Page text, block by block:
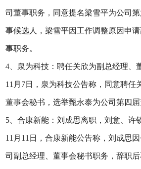
司董事职务，同意提名梁雪平为公司
事候选人，梁雪平因工作调整原因申
事职务。
4、泉为科技：聘任关欣为副总经理、
11月7日，泉为科技公告称，同意聘任
董事会秘书，选举甄永泰为公司第四届
5、合康新能：刘成思离职，刘意、许
11月11日，合康新能公告称，刘成思
司副总经理、董事会秘书职务，辞职